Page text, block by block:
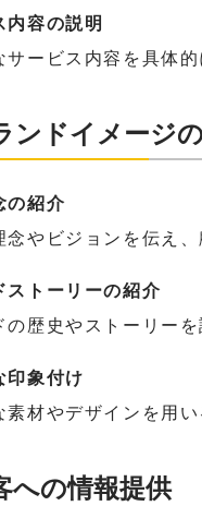
内容の説明
サービス内容を具体
ンドイメージ
の紹介
念やビジョンを伝え
ストーリーの紹介
の歴史やストーリー
印象付け
素材やデザインを用
への情報提供